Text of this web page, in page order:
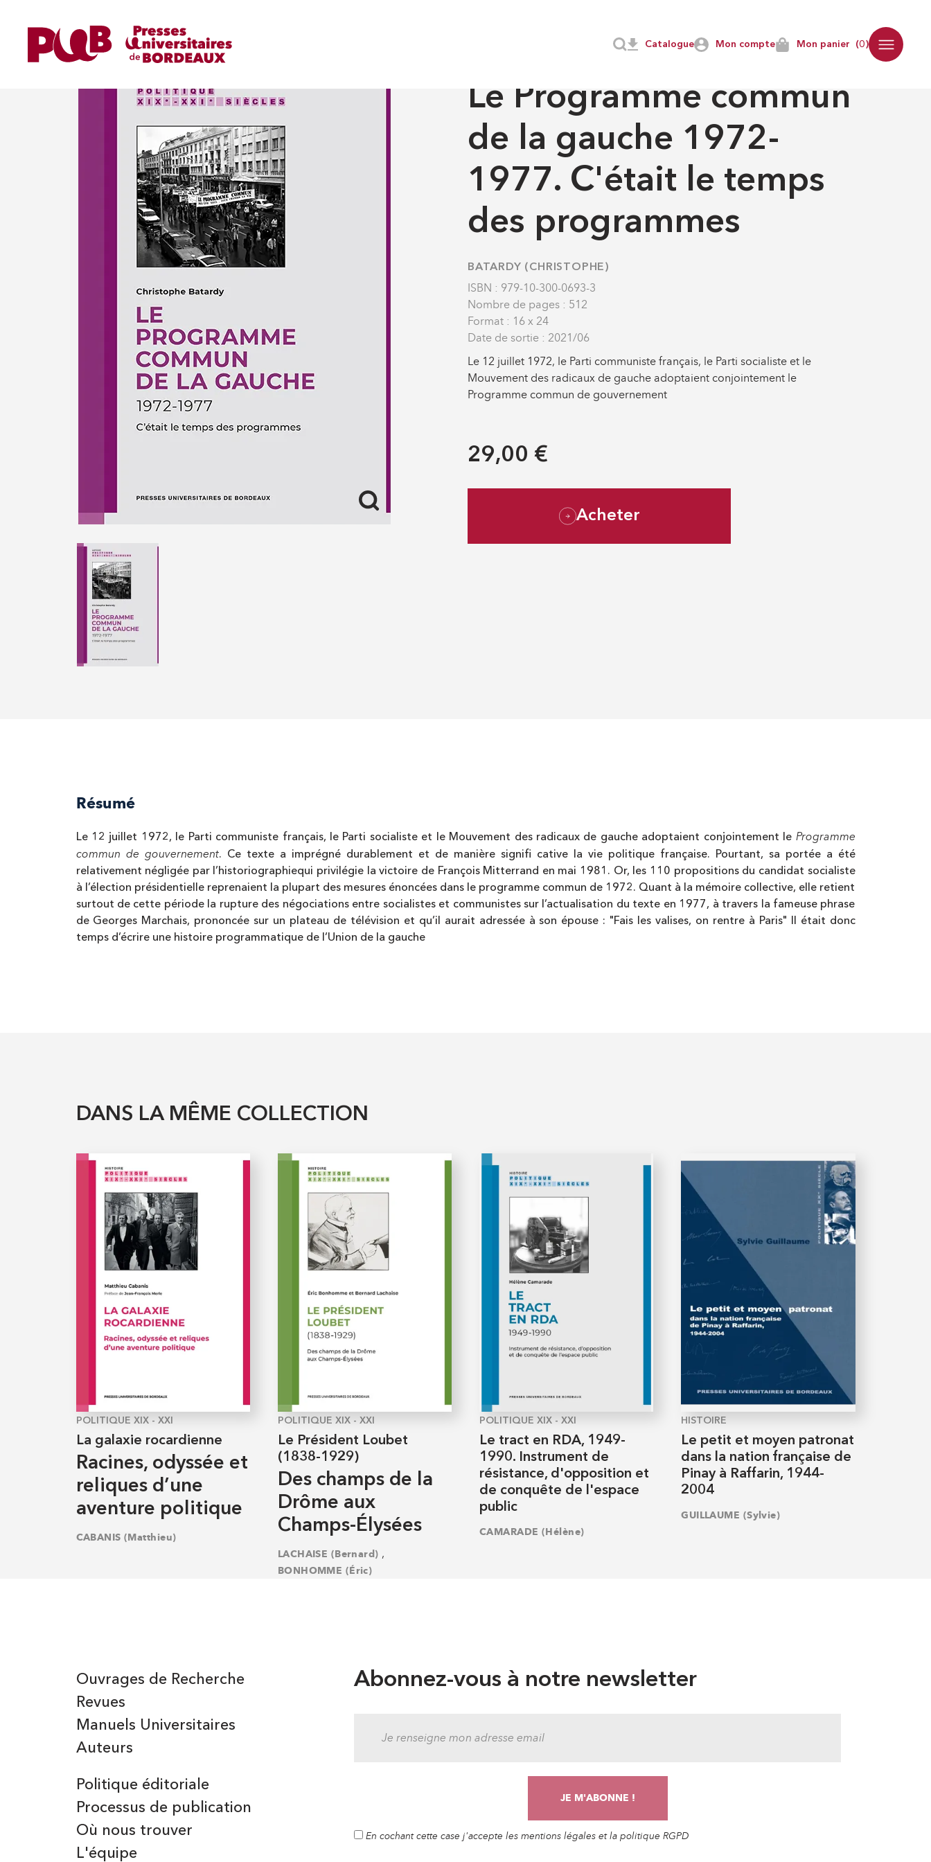
Mon compte Mon panier (0)
Catalogue
Le Programme commun de la gauche 1972-1977. C'était le temps des programmes
Le Programme commun
de la gauche 1972-
1977. C'était le temps
des programmes
BATARDY (CHRISTOPHE)
ISBN : 979-10-300-0693-3
Nombre de pages : 512
Format : 16 x 24
Date de sortie : 2021/06
Le 12 juillet 1972, le Parti communiste français, le Parti socialiste et le
Mouvement des radicaux de gauche adoptaient conjointement le
Programme commun de gouvernement
29,00 €
Acheter
Résumé
Le 12 juillet 1972, le Parti communiste français, le Parti socialiste et le Mouvement des radicaux de gauche adoptaient conjointement le Programme
commun de gouvernement. Ce texte a imprégné durablement et de manière signifi cative la vie politique française. Pourtant, sa portée a été
relativement négligée par l’historiographiequi privilégie la victoire de François Mitterrand en mai 1981. Or, les 110 propositions du candidat socialiste
à l’élection présidentielle reprenaient la plupart des mesures énoncées dans le programme commun de 1972. Quant à la mémoire collective, elle retient
surtout de cette période la rupture des négociations entre socialistes et communistes sur l’actualisation du texte en 1977, à travers la fameuse phrase
de Georges Marchais, prononcée sur un plateau de télévision et qu’il aurait adressée à son épouse : "Fais les valises, on rentre à Paris" Il était donc
temps d’écrire une histoire programmatique de l’Union de la gauche
DANS LA MÊME COLLECTION
POLITIQUE XIX - XXI
La galaxie rocardienne
Racines, odyssée et
reliques d’une
aventure politique
CABANIS (Matthieu)
POLITIQUE XIX - XXI
Le Président Loubet
(1838-1929)
Des champs de la
Drôme aux
Champs-Élysées
LACHAISE (Bernard) ,
BONHOMME (Éric)
POLITIQUE XIX - XXI
Le tract en RDA, 1949-
1990. Instrument de
résistance, d'opposition et
de conquête de l'espace
public
CAMARADE (Hélène)
HISTOIRE
Le petit et moyen patronat
dans la nation française de
Pinay à Raffarin, 1944-
2004
GUILLAUME (Sylvie)
Abonnez-vous à notre newsletter
En cochant cette case j'accepte les mentions légales et la politique RGPD
Auteurs
Manuels Universitaires
Ouvrages de Recherche
Revues
Politique éditoriale
Processus de publication
Où nous trouver
L'équipe